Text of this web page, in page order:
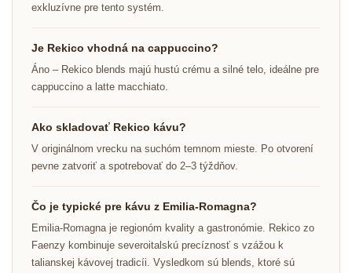
exkluzívne pre tento systém.
Je Rekico vhodná na cappuccino?
Áno – Rekico blends majú hustú crému a silné telo, ideálne pre
cappuccino a latte macchiato.
Ako skladovať Rekico kávu?
V originálnom vrecku na suchóm temnom mieste. Po otvorení
pevne zatvoriť a spotrebovať do 2–3 týždňov.
Čo je typické pre kávu z Emilia-Romagna?
Emilia-Romagna je regionóm kvality a gastronómie. Rekico zo
Faenzy kombinuje severoitalskú precíznosť s vzážou k
talianskej kávovej tradicíi. Vysledkom sú blends, ktoré sú